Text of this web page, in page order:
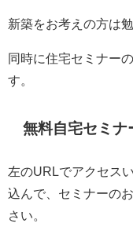
新築をお考えの方は
同時に住宅セミナー
す。
無料自宅セミナ
左のURLでアクセス
込んで、セミナーの
さい。